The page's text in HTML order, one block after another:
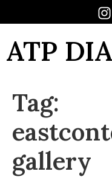
ATP
Tag:
gallery